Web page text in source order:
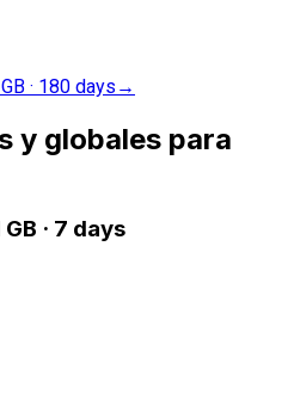
· 180 days →
y globales para
GB · 7 days